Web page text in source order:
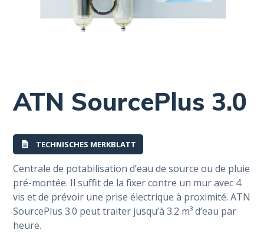
ATN SourcePlus 3.0
TECHNISCHES MERKBLATT
Centrale de potabilisation d’eau de source ou de pluie
pré-montée. Il suffit de la fixer contre un mur avec 4
vis et de prévoir une prise électrique à proximité. ATN
SourcePlus 3.0 peut traiter jusqu’à 3.2 m³ d’eau par
heure.